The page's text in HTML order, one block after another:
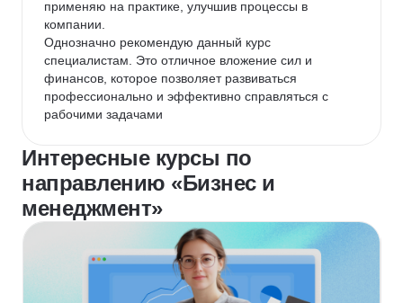
применяю на практике, улучшив процессы в
компании.
Однозначно рекомендую данный курс
специалистам. Это отличное вложение сил и
финансов, которое позволяет развиваться
профессионально и эффективно справляться с
рабочими задачами
Интересные курсы по
направлению «Бизнес и
менеджмент»